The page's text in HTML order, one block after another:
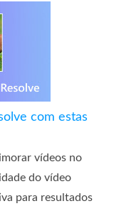
com estas
vídeos no
do vídeo
para resultados